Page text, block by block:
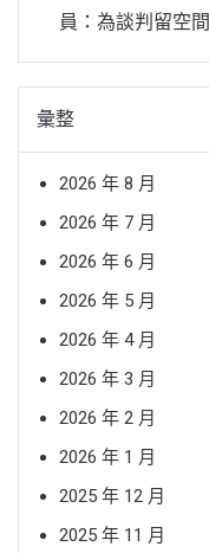
員：為談判留空間
彙整
2026 年 8 月
2026 年 7 月
2026 年 6 月
2026 年 5 月
2026 年 4 月
2026 年 3 月
2026 年 2 月
2026 年 1 月
2025 年 12 月
2025 年 11 月